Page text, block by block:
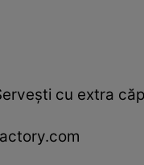
cu extra